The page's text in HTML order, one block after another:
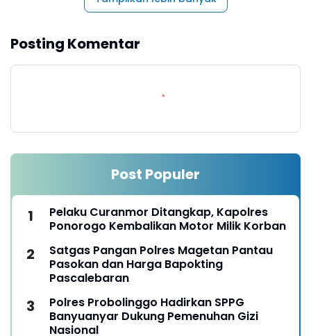
Posting Komentar
Post Populer
Pelaku Curanmor Ditangkap, Kapolres
Ponorogo Kembalikan Motor Milik Korban
Satgas Pangan Polres Magetan Pantau
Pasokan dan Harga Bapokting
Pascalebaran
Polres Probolinggo Hadirkan SPPG
Banyuanyar Dukung Pemenuhan Gizi
Nasional